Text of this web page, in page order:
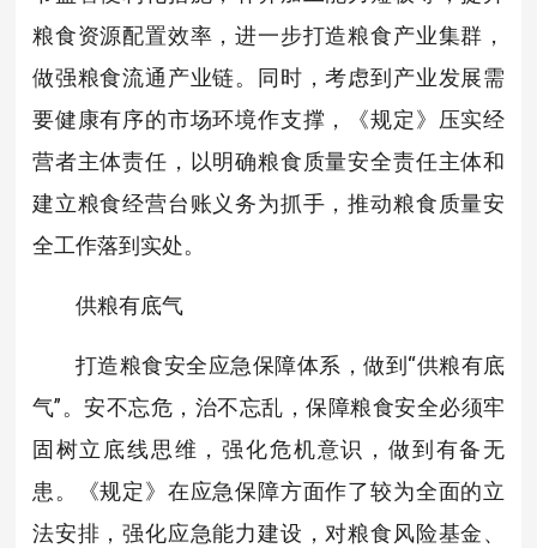
粮食资源配置效率，进一步打造粮食产业集群，
做强粮食流通产业链。同时，考虑到产业发展需
要健康有序的市场环境作支撑，《规定》压实经
营者主体责任，以明确粮食质量安全责任主体和
建立粮食经营台账义务为抓手，推动粮食质量安
全工作落到实处。
供粮有底气
打造粮食安全应急保障体系，做到“供粮有底
气”。安不忘危，治不忘乱，保障粮食安全必须牢
固树立底线思维，强化危机意识，做到有备无
患。《规定》在应急保障方面作了较为全面的立
法安排，强化应急能力建设，对粮食风险基金、